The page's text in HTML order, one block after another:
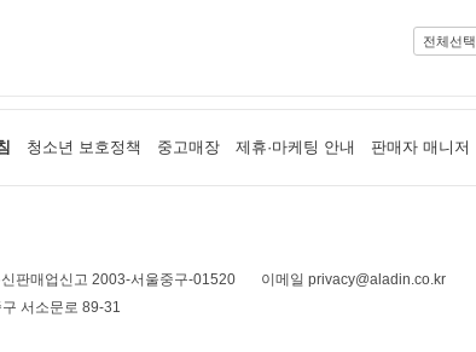
전체선택
청소년 보호정책 중고매장 제휴·마케팅 안내 판매자 매니저
판매업신고 2003-서울중구-01520
이메일 privacy@aladin.co.kr
서소문로 89-31